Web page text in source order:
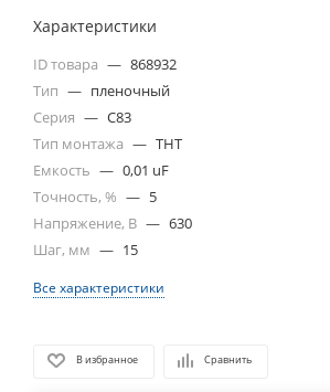
Характеристики
ID товара — 868932
Тип — пленочный
Серия — C83
Тип монтажа — THT
Емкость — 0,01 uF
Точность, % — 5
Напряжение, В — 630
Шаг, мм — 15
Все характеристики
В избранное Сравнить